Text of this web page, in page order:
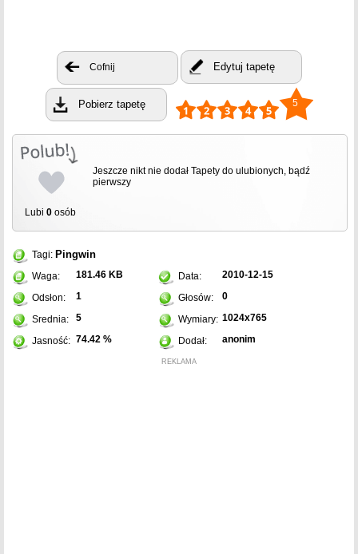
Cofnij Edytuj tapetę
Pobierz tapetę 5
Lubi 0 osób
Jeszcze nikt nie dodał Tapety do ulubionych, bądź
pierwszy
Tagi: Pingwin
Waga: 181.46 KB Data: 2010-12-15
Odsłon: 1 Głosów: 0
Srednia: 5 Wymiary: 1024x765
Jasność: 74.42 % Dodał: anonim
REKLAMA